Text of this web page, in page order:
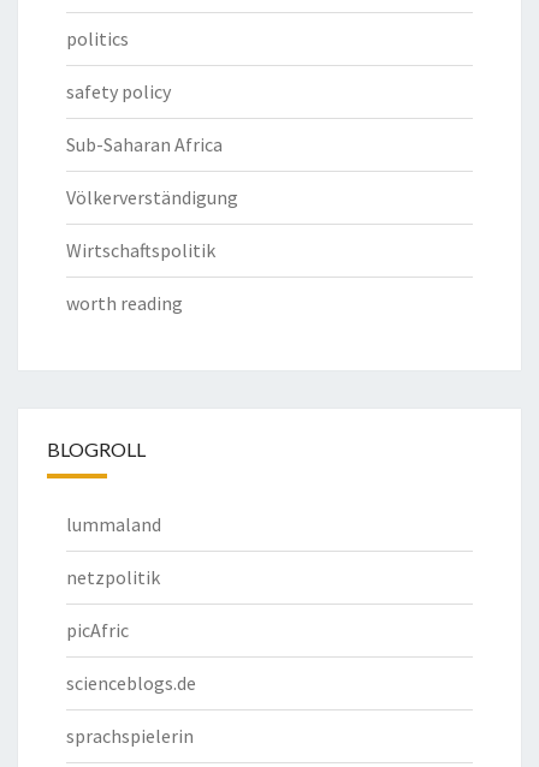
politics
safety policy
Sub-Saharan Africa
Völkerverständigung
Wirtschaftspolitik
worth reading
BLOGROLL
lummaland
netzpolitik
picAfric
scienceblogs.de
sprachspielerin